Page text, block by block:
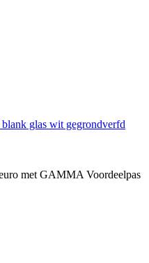
glas wit gegrondverfd
met GAMMA Voordeelpas